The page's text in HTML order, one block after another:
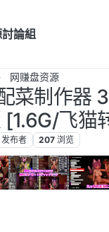
論組
网赚盘资源
菜制作器
飞猫
发布者 207 浏览